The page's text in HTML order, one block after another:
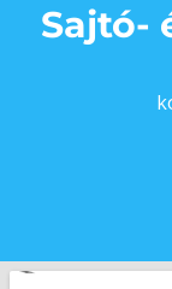
Sajtó-